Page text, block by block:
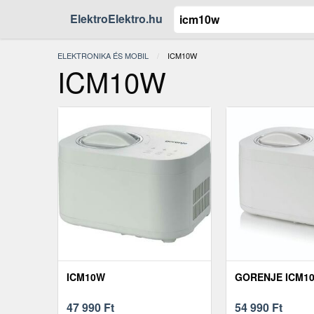
ElektroElektro.hu
ELEKTRONIKA ÉS MOBIL JELENLEGI:
ICM10W
ICM10W
ICM10W
47 990 Ft
GORENJE
54 990 Ft